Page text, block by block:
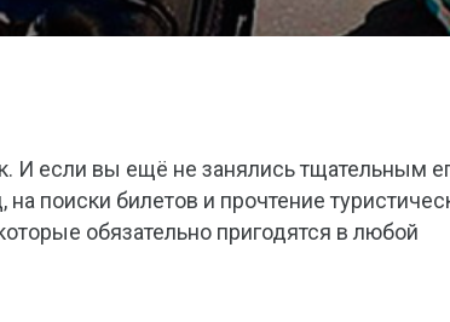
И если вы ещё не занялись тщательным
поиски билетов и прочтение
обязательно пригодятся в любой